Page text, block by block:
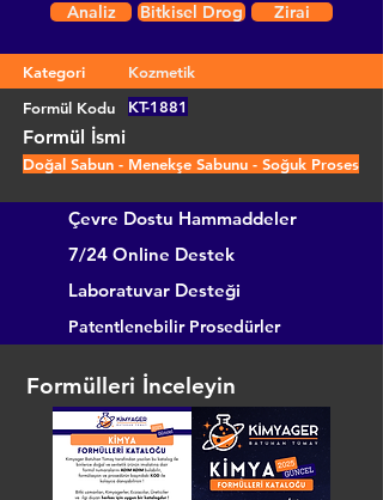
Analiz
Bitkisel Drog Zirai
Kategori
Kozmetik
Formül Kodu
KT-1881
Formül İsmi
Doğal Sabun - Menekşe Sabunu - Soğuk Proses
Çevre Dostu Hammaddeler
7/24 Online Destek
Laboratuvar Desteği
Patentlenebilir Prosedürler
Formülleri İnceleyin